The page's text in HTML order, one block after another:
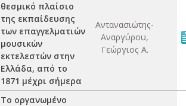
θεσμικό πλαίσιο
της εκπαίδευσης
των επαγγελματιών
μουσικών
εκτελεστών στην
Ελλάδα, από το
1871 μέχρι σήμερα
Αντανασιώτης-
Αναργύρου,
Γεώργιος Α.
Το οργανωμένο